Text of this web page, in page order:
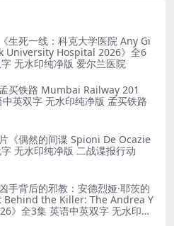
生死一线：科克大学医院 Any Gi
University Hospital 2026》全6
无水印纯净版 爱尔兰医院
买铁路 Mumbai Railway 201
英双字 无水印纯净版 孟买铁路
《偶然的间谍 Spioni De Ocazie
无水印纯净版 二战谍报行动
手背后的邪教：安德烈娅·耶茨的
Behind the Killer: The Andrea Y
》全3集 英语中英双字 无水印纯